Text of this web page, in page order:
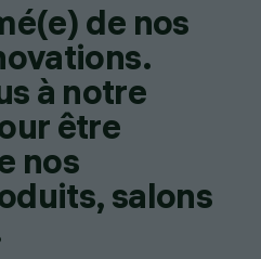
PRODUITS
56
de nos
à notre
être
nos
salons